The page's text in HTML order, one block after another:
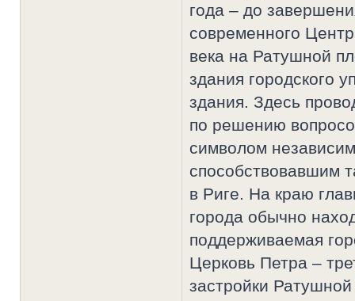
года – до
современного
века на Ратушной
здания городского
здания. Здесь
по решению
символом
способствовавшим
в Риге. На краю
города обычно
поддерживаемая
Церковь Петра –
застройки